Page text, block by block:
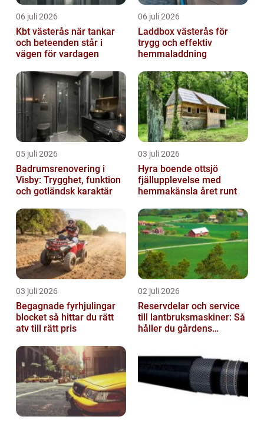
06 juli 2026
Kbt västerås när tankar
och beteenden står i
vägen för vardagen
06 juli 2026
Laddbox västerås för
trygg och effektiv
hemmaladdning
05 juli 2026
Badrumsrenovering i
Visby: Trygghet, funktion
och gotländsk karaktär
03 juli 2026
Hyra boende ottsjö
fjällupplevelse med
hemmakänsla året runt
03 juli 2026
Begagnade fyrhjulingar
blocket så hittar du rätt
atv till rätt pris
02 juli 2026
Reservdelar och service
till lantbruksmaskiner: Så
håller du gårdens